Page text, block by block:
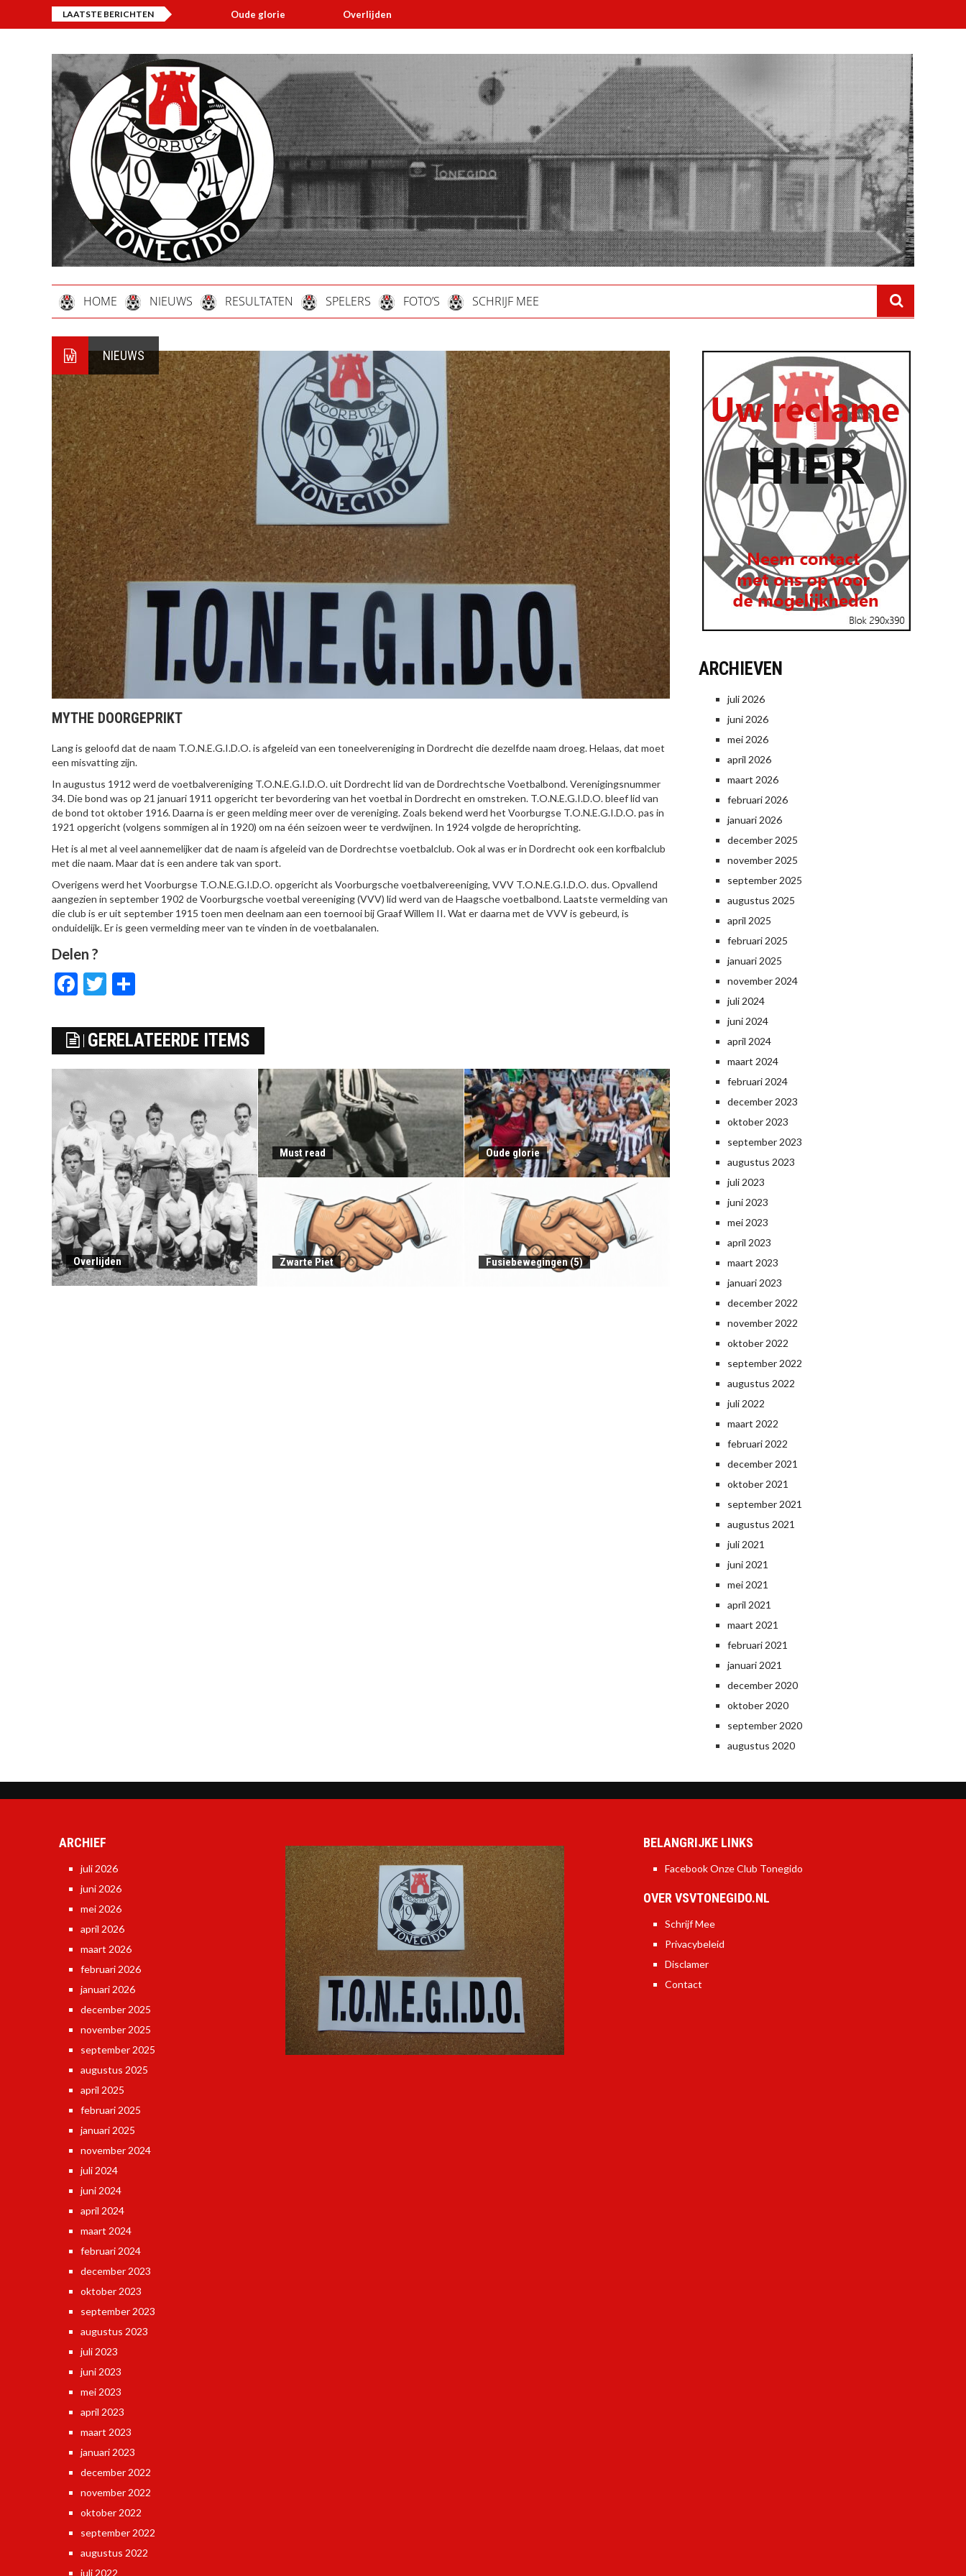
LAATSTE BERICHTEN Oude glorie
HOME NIEUWS RESULTATEN SPELERS FOTO’S SCHRIJF MEE
NIEUWS
MYTHE DOORGEPRIKT
Lang is geloofd dat de naam T.O.N.E.G.I.D.O. is afgeleid van een toneelvereniging in Dordrecht die dezelfde naam droeg. Helaas, dat moet
een misvatting zijn.
In augustus 1912 werd de voetbalvereniging T.O.N.E.G.I.D.O. uit Dordrecht lid van de Dordrechtsche Voetbalbond. Verenigingsnummer
34. Die bond was op 21 januari 1911 opgericht ter bevordering van het voetbal in Dordrecht en omstreken. T.O.N.E.G.I.D.O. bleef lid van
de bond tot oktober 1916. Daarna is er geen melding meer over de vereniging. Zoals bekend werd het Voorburgse T.O.N.E.G.I.D.O. pas in
1921 opgericht (volgens sommigen al in 1920) om na één seizoen weer te verdwijnen. In 1924 volgde de heroprichting.
Het is al met al veel aannemelijker dat de naam is afgeleid van de Dordrechtse voetbalclub. Ook al was er in Dordrecht ook een korfbalclub
met die naam. Maar dat is een andere tak van sport.
Overigens werd het Voorburgse T.O.N.E.G.I.D.O. opgericht als Voorburgsche voetbalvereeniging, VVV T.O.N.E.G.I.D.O. dus. Opvallend
aangezien in september 1902 de Voorburgsche voetbal vereeniging (VVV) lid werd van de Haagsche voetbalbond. Laatste vermelding van
die club is er uit september 1915 toen men deelnam aan een toernooi bij Graaf Willem II. Wat er daarna met de VVV is gebeurd, is
onduidelijk. Er is geen vermelding meer van te vinden in de voetbalanalen.
Delen ?
Facebook
Twitter
GERELATEERDE ITEMS
Overlijden
Must read Oude glorie
Zwarte Piet Fusiebewegingen (5)
ARCHIEVEN
juli 2026
juni 2026
mei 2026
april 2026
maart 2026
februari 2026
januari 2026
december 2025
november 2025
september 2025
augustus 2025
april 2025
februari 2025
januari 2025
november 2024
juli 2024
juni 2024
april 2024
maart 2024
februari 2024
december 2023
oktober 2023
september 2023
augustus 2023
juli 2023
juni 2023
mei 2023
april 2023
maart 2023
januari 2023
december 2022
november 2022
oktober 2022
september 2022
augustus 2022
juli 2022
maart 2022
februari 2022
december 2021
oktober 2021
september 2021
augustus 2021
juli 2021
juni 2021
mei 2021
april 2021
maart 2021
februari 2021
januari 2021
december 2020
oktober 2020
september 2020
augustus 2020
ARCHIEF
juli 2026
juni 2026
mei 2026
april 2026
maart 2026
februari 2026
januari 2026
december 2025
november 2025
september 2025
augustus 2025
april 2025
februari 2025
januari 2025
november 2024
juli 2024
juni 2024
april 2024
maart 2024
februari 2024
december 2023
oktober 2023
september 2023
augustus 2023
juli 2023
juni 2023
mei 2023
april 2023
maart 2023
januari 2023
december 2022
november 2022
oktober 2022
september 2022
augustus 2022
juli 2022
BELANGRIJKE LINKS
Facebook Onze Club Tonegido
OVER VSVTONEGIDO.NL
Schrijf Mee
Privacybeleid
Disclamer
Contact